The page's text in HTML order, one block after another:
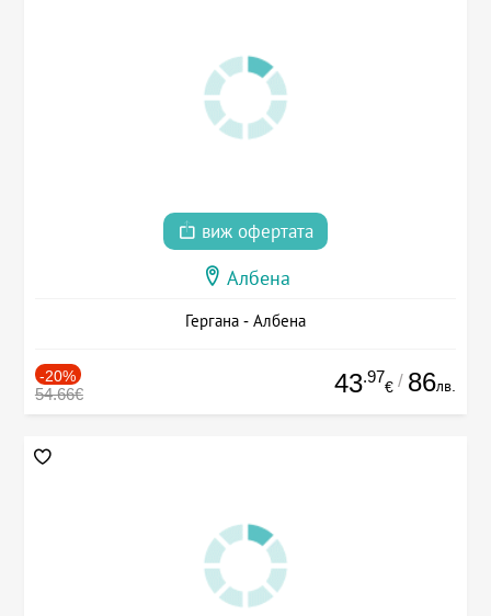
виж офертата
Албена
Гергана - Албена
-20%
54.66€ 43.97
€ / 86лв.